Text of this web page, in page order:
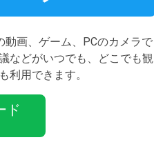
画、ゲーム、PCのカメラで
などがいつでも、どこでも観
利用できます。
ド